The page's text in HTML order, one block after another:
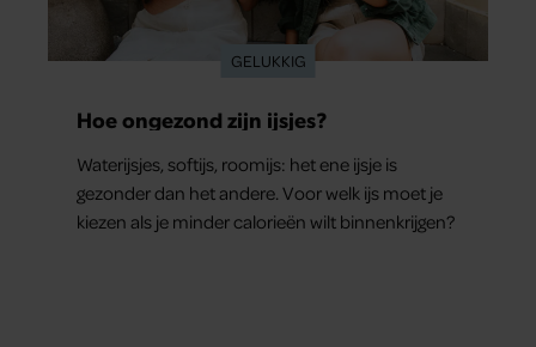
GELUKKIG
Hoe ongezond zijn ijsjes?
Waterijsjes, softijs, roomijs: het ene ijsje is
gezonder dan het andere. Voor welk ijs moet je
kiezen als je minder calorieën wilt binnenkrijgen?